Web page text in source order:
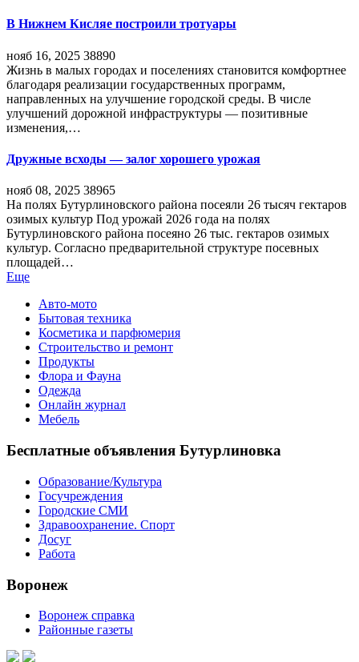
В Нижнем Кисляе построили тротуары
нояб 16, 2025 38890
Жизнь в малых городах и поселениях становится комфортнее
благодаря реализации государственных программ,
направленных на улучшение городской среды. В числе
улучшений дорожной инфраструктуры — позитивные
изменения,…
Дружные всходы — залог хорошего урожая
нояб 08, 2025 38965
На полях Бутурлиновского района посеяли 26 тысяч гектаров
озимых культур Под урожай 2026 года на полях
Бутурлиновского района посеяно 26 тыс. гектаров озимых
культур. Согласно предварительной структуре посевных
площадей…
Еще
Авто-мото
Бытовая техника
Косметика и парфюмерия
Строительство и ремонт
Продукты
Флора и Фауна
Одежда
Онлайн журнал
Мебель
Бесплатные объявления Бутурлиновка
Образование/Культура
Госучреждения
Городские СМИ
Здравоохранение. Спорт
Досуг
Работа
Воронеж
Воронеж справка
Районные газеты